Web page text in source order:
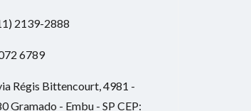
2139-2888
6789
Régis Bittencourt, 4981 -
Gramado - Embu - SP CEP: